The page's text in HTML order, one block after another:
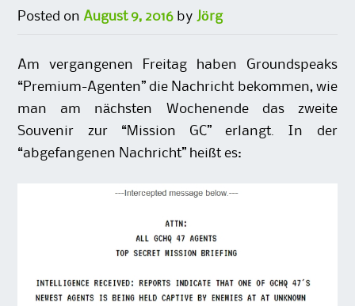
Posted on August 9, 2016 by Jörg
Am vergangenen Freitag haben Groundspeaks
“Premium-Agenten” die Nachricht bekommen, wie
man am nächsten Wochenende das zweite
Souvenir zur “Mission GC” erlangt. In der
“abgefangenen Nachricht” heißt es: